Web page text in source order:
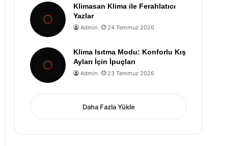
Klimasan Klima ile Ferahlatıcı
Yazlar
Admin 24 Temmuz 2026
Klima Isıtma Modu: Konforlu Kış
Ayları İçin İpuçları
Admin 23 Temmuz 2026
Daha Fazla Yükle